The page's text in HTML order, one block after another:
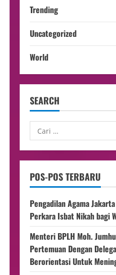
Trending
Uncategorized
World
SEARCH
POS-POS TERBARU
Pengadilan Agama
Perkara Isbat Nikah bagi
Menteri BPLH Moh.
Pertemuan Dengan
Berorientasi Untuk